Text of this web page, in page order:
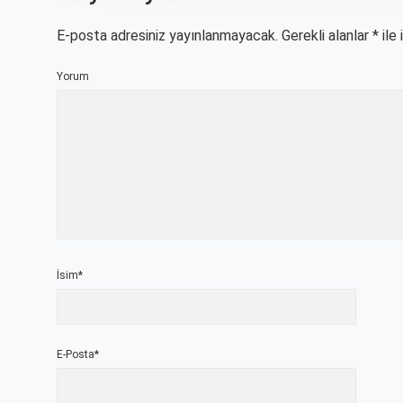
E-posta adresiniz yayınlanmayacak. Gerekli alanlar * ile
Yorum
İsim*
E-Posta*